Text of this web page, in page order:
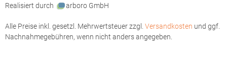
Realisiert durch
arboro GmbH
Alle Preise inkl. gesetzl. Mehrwertsteuer zzgl. Versandkosten und ggf.
Nachnahmegebühren, wenn nicht anders angegeben.